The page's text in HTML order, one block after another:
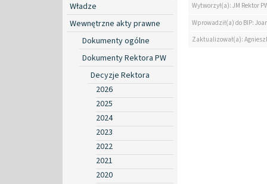
Władze
Wewnętrzne akty prawne
Dokumenty ogólne
Dokumenty Rektora PW
Decyzje Rektora
2026
2025
2024
2023
2022
2021
2020
Wytworzył(a): JM Rektor
Wprowadził(a) do BIP:
Zaktualizował(a):